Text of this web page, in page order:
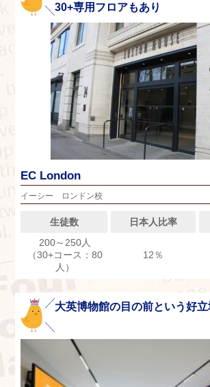
30+専用フロアもあり
EC London
イーシー ロンドン校
生徒数 日本人比率
200～250人
（30+コース：80
人）
12％
大英博物館の目の前という好